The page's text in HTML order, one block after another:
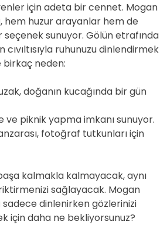
için adeta bir cennet. Mogan
hem huzur arayanlar hem de
sunuyor. Gölün etrafında
ruhunuzu dinlendirmek
birkaç neden:
doğanın kucağında bir gün
ve piknik yapma imkanı sunuyor.
fotoğraf tutkunları için
kalmakla kalmayacak, aynı
sağlayacak. Mogan
dinlenirken gözlerinizi
için daha ne bekliyorsunuz?